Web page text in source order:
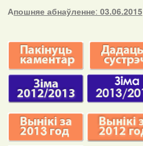
Апошняе абнаўленне: 03.06.2015